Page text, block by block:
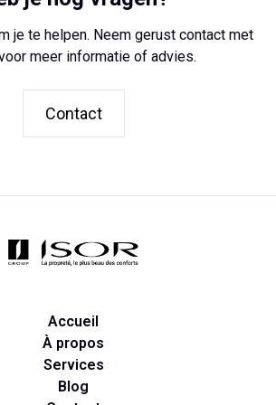
récurrents, nos prestations
demandée pas le client.
occasionnelles, nos
complet, on fixe avec le client une
la plus rapprochée de sa
je te helpen. Neem gerust contact met
meer informatie of advies.
Contact
Accueil
À propos
Services
Blog